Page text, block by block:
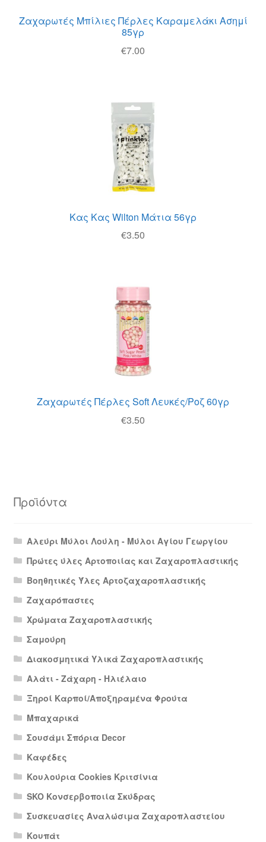
Ζαχαρωτές Μπίλιες Πέρλες Καραμελάκι Ασημί
85γρ
€7.00
Κας Κας Wilton Μάτια 56γρ
€3.50
Ζαχαρωτές Πέρλες Soft Λευκές/Ροζ 60γρ
€3.50
Προϊόντα
Αλεύρι Μύλοι Λούλη - Μύλοι Αγίου Γεωργίου
Πρώτες ύλες Αρτοποιίας και Ζαχαροπλαστικής
Βοηθητικές Ύλες Αρτοζαχαροπλαστικής
Ζαχαρόπαστες
Χρώματα Ζαχαροπλαστικής
Σαμούρη
Διακοσμητικά Υλικά Ζαχαροπλαστικής
Αλάτι - Ζάχαρη - Ηλιέλαιο
Ξηροί Καρποί/Αποξηραμένα Φρούτα
Μπαχαρικά
Σουσάμι Σπόρια Decor
Καφέδες
Κουλούρια Cookies Κριτσίνια
SKO Κονσερβοποιία Σκύδρας
Συσκευασίες Αναλώσιμα Ζαχαροπλαστείου
Κουπάτ